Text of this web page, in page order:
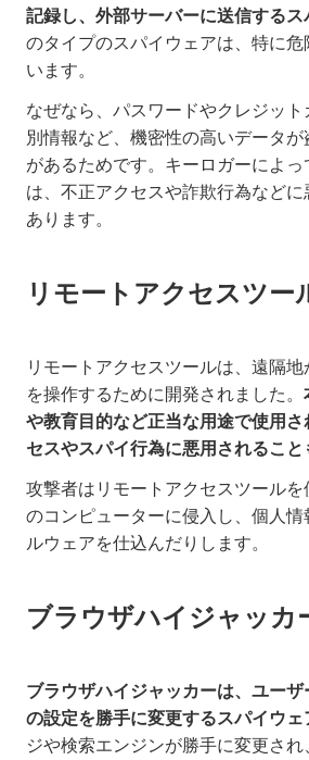
記録し、外部サーバーに送信するス
のタイプのスパイウェアは、特に危
います。
なぜなら、パスワードやクレジッ
別情報など、機密性の高いデータが
があるためです。キーロガーによっ
は、不正アクセスや詐欺行為など
あります。
リモートアクセスツー
リモートアクセスツールは、遠隔
を操作するために開発されました。
や教育目的など正当な用途で使用さ
セスやスパイ行為に悪用されること
攻撃者はリモートアクセスツール
のコンピューターに侵入し、個人
ルウェアを仕込んだりします。
ブラウザハイジャッカ
ブラウザハイジャッカーは、ユー
の設定を勝手に変更するスパイウェ
ジや検索エンジンが勝手に変更さ